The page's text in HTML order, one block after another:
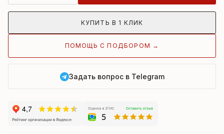
КУПИТЬ В 1 КЛИК
ПОМОЩЬ С ПОДБОРОМ →
Задать вопрос в Telegram